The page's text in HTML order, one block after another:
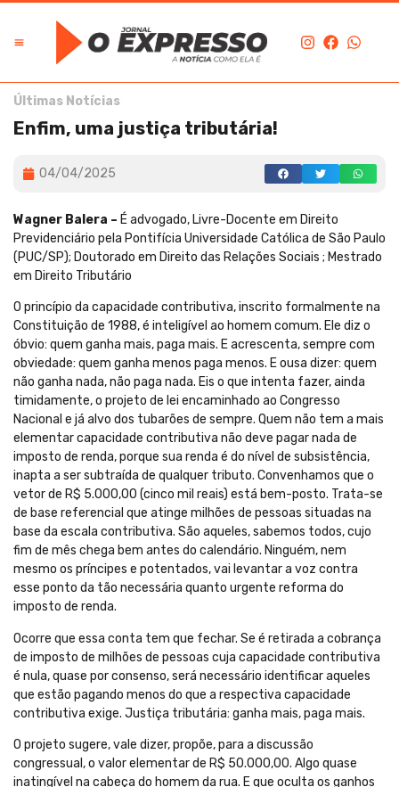
Últimas Notícias
Enfim, uma justiça tributária!
04/04/2025
Wagner Balera – É advogado, Livre-Docente em Direito
Previdenciário pela Pontifícia Universidade Católica de São Paulo
(PUC/SP); Doutorado em Direito das Relações Sociais ; Mestrado
em Direito Tributário
O princípio da capacidade contributiva, inscrito formalmente na
Constituição de 1988, é inteligível ao homem comum. Ele diz o
óbvio: quem ganha mais, paga mais. E acrescenta, sempre com
obviedade: quem ganha menos paga menos. E ousa dizer: quem
não ganha nada, não paga nada. Eis o que intenta fazer, ainda
timidamente, o projeto de lei encaminhado ao Congresso
Nacional e já alvo dos tubarões de sempre. Quem não tem a mais
elementar capacidade contributiva não deve pagar nada de
imposto de renda, porque sua renda é do nível de subsistência,
inapta a ser subtraída de qualquer tributo. Convenhamos que o
vetor de R$ 5.000,00 (cinco mil reais) está bem-posto. Trata-se
de base referencial que atinge milhões de pessoas situadas na
base da escala contributiva. São aqueles, sabemos todos, cujo
fim de mês chega bem antes do calendário. Ninguém, nem
mesmo os príncipes e potentados, vai levantar a voz contra
esse ponto da tão necessária quanto urgente reforma do
imposto de renda.
Ocorre que essa conta tem que fechar. Se é retirada a cobrança
de imposto de milhões de pessoas cuja capacidade contributiva
é nula, quase por consenso, será necessário identificar aqueles
que estão pagando menos do que a respectiva capacidade
contributiva exige. Justiça tributária: ganha mais, paga mais.
O projeto sugere, vale dizer, propõe, para a discussão
congressual, o valor elementar de R$ 50.000,00. Algo quase
inatingível na cabeça do homem da rua. E que oculta os ganhos